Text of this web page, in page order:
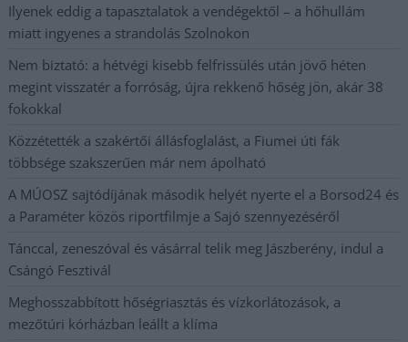
Ilyenek eddig a tapasztalatok a vendégektől – a hőhullám
miatt ingyenes a strandolás Szolnokon
Nem biztató: a hétvégi kisebb felfrissülés után jövő héten
megint visszatér a forróság, újra rekkenő hőség jön, akár 38
fokokkal
Közzétették a szakértői állásfoglalást, a Fiumei úti fák
többsége szakszerűen már nem ápolható
A MÚOSZ sajtódíjának második helyét nyerte el a Borsod24 és
a Paraméter közös riportfilmje a Sajó szennyezéséről
Tánccal, zeneszóval és vásárral telik meg Jászberény, indul a
Csángó Fesztivál
Meghosszabbított hőségriasztás és vízkorlátozások, a
mezőtúri kórházban leállt a klíma